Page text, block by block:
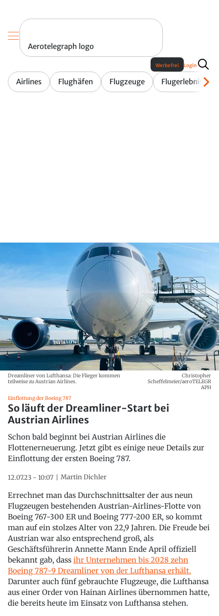
Aerotelegraph logo
Airlines Flughäfen Flugzeuge Flugerlebnis
Werbefrei Login
Dreamliner von Lufthansa: Die Flieger kommen
teilweise zu Austrian Airlines.
Christopher
Scheffelmeier/aeroTELEGR
APH
Einflottung der Boeing 787
So läuft der Dreamliner-Start bei
Austrian Airlines
Schon bald beginnt bei Austrian Airlines die
Flottenerneuerung. Jetzt gibt es einige neue Details zur
Einflottung der ersten Boeing 787.
12.07.23 - 10:07 Martin Dichler
Errechnet man das Durchschnittsalter der aus neun
Flugzeugen bestehenden Austrian-Airlines-Flotte von
Boeing 767-300 ER und Boeing 777-200 ER, so kommt
man auf ein stolzes Alter von 22,9 Jahren. Die Freude bei
Austrian war also entsprechend groß, als
Geschäftsführerin Annette Mann Ende April offiziell
bekannt gab, dass ihr Unternehmen bis 2028 zehn
Boeing 787-9 Dreamliner von der Lufthansa erhält.
Darunter auch fünf gebrauchte Flugzeuge, die Lufthansa
aus einer Order von Hainan Airlines übernommen hatte,
die bereits heute im Einsatz von Lufthansa stehen.